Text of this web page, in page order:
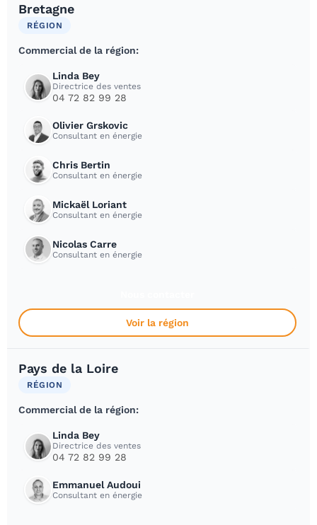
Bretagne
RÉGION
Commercial de la région:
Linda Bey
Directrice des ventes
04 72 82 99 28
Olivier Grskovic
Consultant en énergie
Chris Bertin
Consultant en énergie
Mickaël Loriant
Consultant en énergie
Nicolas Carre
Consultant en énergie
Voir la région
Pays de la Loire
RÉGION
Commercial de la région:
Linda Bey
Directrice des ventes
04 72 82 99 28
Emmanuel Audoui
Consultant en énergie